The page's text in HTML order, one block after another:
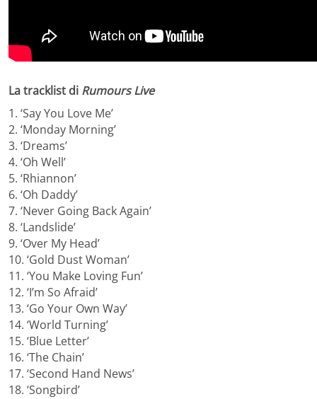
La tracklist di Rumours Live
1. ‘Say You Love Me’
2. ‘Monday Morning’
3. ‘Dreams’
4. ‘Oh Well’
5. ‘Rhiannon’
6. ‘Oh Daddy’
7. ‘Never Going Back Again’
8. ‘Landslide’
9. ‘Over My Head’
10. ‘Gold Dust Woman’
11. ‘You Make Loving Fun’
12. ‘I’m So Afraid’
13. ‘Go Your Own Way’
14. ‘World Turning’
15. ‘Blue Letter’
16. ‘The Chain’
17. ‘Second Hand News’
18. ‘Songbird’